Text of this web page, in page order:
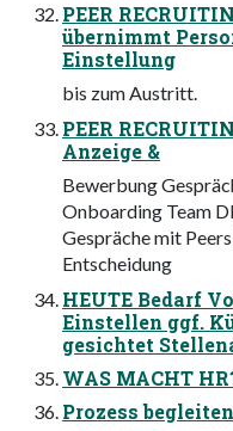
PEER
übernimmt
Einstellung
bis zum Austritt.
PEER
Anzeige &
Bewerbung
Onboarding Team
Gespräche mit
Entscheidung
HEUTE Bedarf
Einstellen ggf.
gesichtet
WAS MACHT
Prozess